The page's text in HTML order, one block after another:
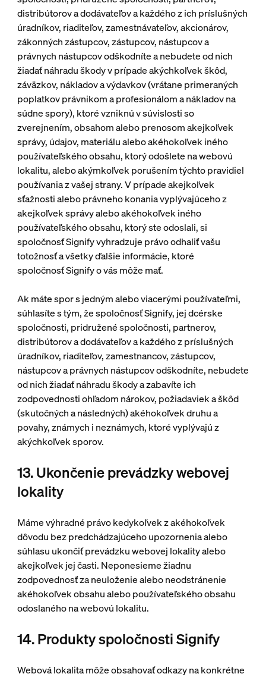
distribútorov a dodávateľov a každého z ich príslušných
úradníkov, riaditeľov, zamestnávateľov, akcionárov,
zákonných zástupcov, zástupcov, nástupcov a
právnych nástupcov odškodníte a nebudete od nich
žiadať náhradu škody v prípade akýchkoľvek škôd,
záväzkov, nákladov a výdavkov (vrátane primeraných
poplatkov právnikom a profesionálom a nákladov na
súdne spory), ktoré vzniknú v súvislosti so
zverejnením, obsahom alebo prenosom akejkoľvek
správy, údajov, materiálu alebo akéhokoľvek iného
používateľského obsahu, ktorý odošlete na webovú
lokalitu, alebo akýmkoľvek porušením týchto pravidiel
používania z vašej strany. V prípade akejkoľvek
sťažnosti alebo právneho konania vyplývajúceho z
akejkoľvek správy alebo akéhokoľvek iného
používateľského obsahu, ktorý ste odoslali, si
spoločnosť Signify vyhradzuje právo odhaliť vašu
totožnosť a všetky ďalšie informácie, ktoré
spoločnosť Signify o vás môže mať.
Ak máte spor s jedným alebo viacerými používateľmi,
súhlasíte s tým, že spoločnosť Signify, jej dcérske
spoločnosti, pridružené spoločnosti, partnerov,
distribútorov a dodávateľov a každého z príslušných
úradníkov, riaditeľov, zamestnancov, zástupcov,
nástupcov a právnych nástupcov odškodníte, nebudete
od nich žiadať náhradu škody a zabavíte ich
zodpovednosti ohľadom nárokov, požiadaviek a škôd
(skutočných a následných) akéhokoľvek druhu a
povahy, známych i neznámych, ktoré vyplývajú z
akýchkoľvek sporov.
13. Ukončenie prevádzky webovej
lokality
Máme výhradné právo kedykoľvek z akéhokoľvek
dôvodu bez predchádzajúceho upozornenia alebo
súhlasu ukončiť prevádzku webovej lokality alebo
akejkoľvek jej časti. Neponesieme žiadnu
zodpovednosť za neuloženie alebo neodstránenie
akéhokoľvek obsahu alebo používateľského obsahu
odoslaného na webovú lokalitu.
14. Produkty spoločnosti Signify
Webová lokalita môže obsahovať odkazy na konkrétne